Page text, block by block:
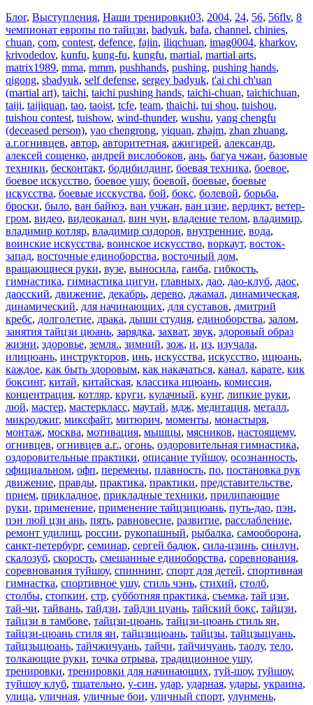
Блог, Выступления, Наши тренировки03, 2004, 24, 56, 56flv, 8
чемпионат европы по тайцзи, badyuk, bafa, channel, chinies,
chuan, com, contest, defence, fajin, iliqchuan, imag0004, kharkov,
krivodedov, kunfu, kung-fu, kungfu, martial, martial arts,
matrix1989, mma, mmm, pushhands, pushing, pushing hands,
qigong, sbadyuk, self defense, sergey badyuk, t'ai chi ch'uan
(martial art), taichi, taichi pushing hands, taichi-chuan, taichichuan,
taiji, taijiquan, tao, taoist, tcfe, team, thaichi, tui shou, tuishou,
tuishou contest, tuishow, wind-thunder, wushu, yang chengfu
(deceased person), yao chengrong, yiquan, zhajm, zhan zhuang,
а.г.огнивцев, автор, авторитетная, ажигирей, александр,
алексей сощенко, андрей вислобоков, ань, багуа чжан, базовые
техники, бесконтакт, бодибилдинг, боевая техника, боевое,
боевое искусство, боевое ушу, боевой, боевые, боевые
искусства, боевые исскуства, бой, бокс, болевой, борьба,
броски, было, ван байюэ, ван учжан, ван цзие, вердикт, ветер-
гром, видео, видеоканал, вин чун, владение телом, владимир,
владимир котляр, владимир сидоров, внутренние, вода,
воинские искусства, воинское искусство, воркаут, восток-
запад, восточные единоборства, восточный дом,
вращающиеся руки, вузе, выносила, ганба, гибкость,
гимнастика, гимнастика цигун, главных, дао, дао-клуб, даос,
даосский, движение, декабрь, дерево, джамал, динамическая,
динамический, для начинающих, для суставов, дмитрий
кребс, долголетие, драка, дыши студия, единоборства, залом,
занятия тайцзи цюань, зарядка, захват, звук, здоровый образ
жизни, здоровье, земля., зимний, зож, и, из, изучала,
илицюань, инструкторов, инь, искусства, искусство, ицюань,
каждое, как быть здоровым, как накачаться, канал, карате, кик
боксинг, китай, китайская, классика ицюань, комиссия,
концентрация, котляр, круги, кулачный, кунг, липкие руки,
люй, мастер, мастеркласс, маутай, мдж, медитация, металл,
микроджиг, миксфайт, митюрич, моменты, монастыря,
монтаж, москва, мотивация, мышцы, мясников, настоящему,
огнивцев, огнивцев а.г., огонь, оздоровительная гимнастика,
оздоровительные практики, описание туйшоу, осознанность,
официальном, офп, перемены, плавность, по, постановка рук
движение, правды, практика, практики, представительстве,
прием, прикладное, прикладные техники, прилипающие
руки, применение, применение тайцзицюань, путь-дао, пэн,
пэн люй цзи ань, пять, равновесие, развитие, расслабление,
ремонт удилищ, россии, рукопашный, рыбалка, самооборона,
санкт-петербург, семинар, сергей бадюк, сила-цзинь, синлун,
скалозуб, скорость, смешанные единоборства, соревнования,
соревнования туйшоу, спиннинг, спорт для детей, спортивная
гимнастка, спортивное ушу, стиль чэнь, стихий, столб,
столбы, стопкин, стр, субботняя практика, съемка, тай цзи,
тай-чи, тайвань, тайдзи, тайдзи цуань, тайский бокс, тайцзи,
тайцзи в тамбове, тайцзи-цюань, тайцзи-цюань стиль ян,
тайцзи-цюань стиля ян, тайцзицюань, тайцзы, тайцзыцуань,
тайцзыцюань, тайчжичуань, тайчи, тайчичуань, таолу, тело,
толкающие руки, точка отрыва, традиционное ушу,
тренировки, тренировки для начинающих, туй-шоу, туйшоу,
туйшоу клуб, тщательно, у-син, удар, ударная, удары, украина,
улица, уличная, уличные бои, уличный спорт, улунмень,